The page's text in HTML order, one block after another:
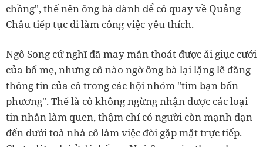
chồng", thế nên ông bà đành để cô quay về Quảng
Châu tiếp tục đi làm công việc yêu thích.
Ngô Song cứ nghĩ đã may mắn thoát được ải giục cưới
của bố mẹ, nhưng cô nào ngờ ông bà lại lặng lẽ đăng
thông tin của cô trong các hội nhóm "tìm bạn bốn
phương". Thế là cô không ngừng nhận được các loại
tin nhắn làm quen, thậm chí có người còn mạnh dạn
đến dưới toà nhà cô làm việc đòi gặp mặt trực tiếp.